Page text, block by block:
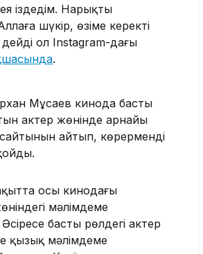
іздедім. Нарықты
шүкір, өзіме керекті
ол Instagram-дағы
.
Мұсаев кинода басты
актер жөнінде арнайы
айтып, көрерменді
осы кинодағы
мәлімдеме
басты рөлдегі актер
қызық мәлімдеме